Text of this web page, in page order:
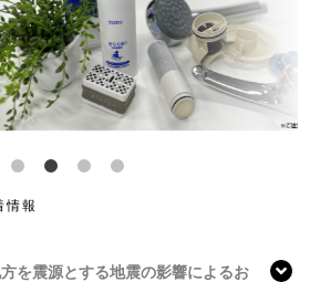
情報
方を震源とする地震の影響によるお